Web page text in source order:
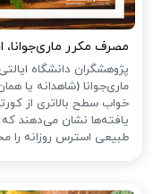
مصرف مکرر
پژوهشگران دانشگاه
ماری‌جوانا (شاهدانه یا
خواب سطح بالاتری از
یافته‌ها نشان می‌دهند
طبیعی استرس روزانه را